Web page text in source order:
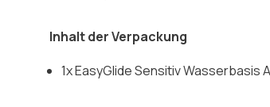
Inhalt der Verpackung
1x EasyGlide Sensitiv Wasserbasis